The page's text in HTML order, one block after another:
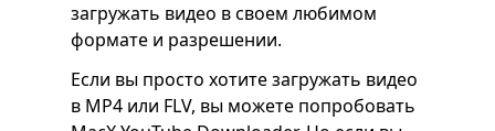
загружать видео в своем любимом
формате и разрешении.
Если вы просто хотите загружать видео
в MP4 или FLV, вы можете попробовать